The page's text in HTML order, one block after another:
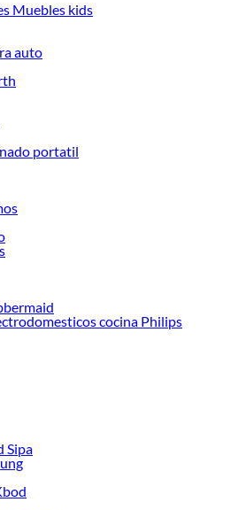
de decoración, estamos aquí para hacer
todo lo que tenemos para ofrecerte en
de Baterias Externas en Sodimac
de calidad para tus proyectos y
y descubre todo lo que tenemos para
productos de Baterias Externas en Sodimac.
tus proyectos de renovación y decoración.
Muebles kids
auto
portatil
cocina Philips
Sipa